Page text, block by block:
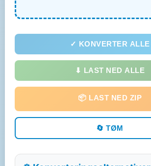
✓ KONVERTER ALLE
⬇ LAST NED ALLE
📦 LAST NED ZIP
🔄 TØM